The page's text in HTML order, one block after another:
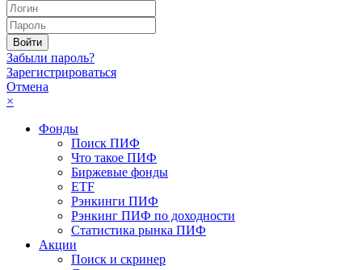
Забыли пароль?
Зарегистрироваться
Отмена
×
Фонды
Поиск ПИФ
Что такое ПИФ
Биржевые фонды
ETF
Рэнкинги ПИФ
Рэнкинг ПИФ по доходности
Статистика рынка ПИФ
Акции
Поиск и скринер